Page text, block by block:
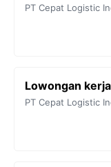
PT Cepat Logistic
Lowongan
PT Cepat Logistic